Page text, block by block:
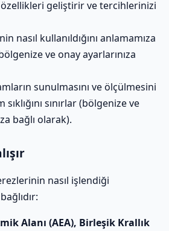
geliştirir ve tercihlerinizi
nasıl kullanıldığını anlamamıza
ve onay ayarlarınıza
sunulmasını ve ölçülmesini
sınırlar (bölgenize ve
bağlı olarak).
nasıl işlendiği
Alanı (AEA), Birleşik Krallık